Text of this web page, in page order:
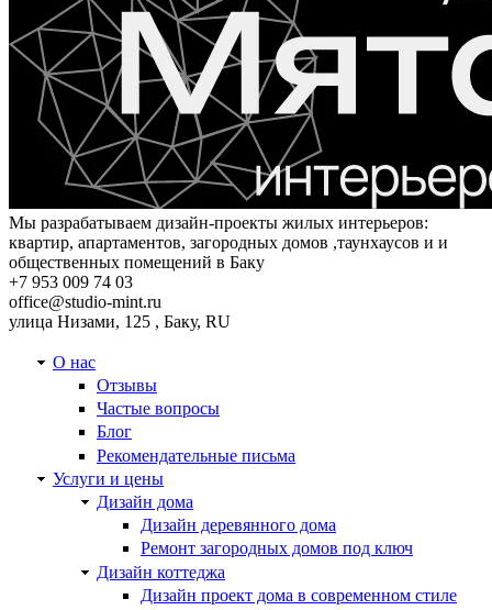
Мы разрабатываем дизайн-проекты жилых интерьеров:
квартир, апартаментов, загородных домов ,таунхаусов и и
общественных помещений в Баку
+7 953 009 74 03
office@studio-mint.ru
улица Низами, 125 , Баку, RU
О нас
Отзывы
Частые вопросы
Блог
Рекомендательные письма
Услуги и цены
Дизайн дома
Дизайн деревянного дома
Ремонт загородных домов под ключ
Дизайн коттеджа
Дизайн проект дома в современном стиле